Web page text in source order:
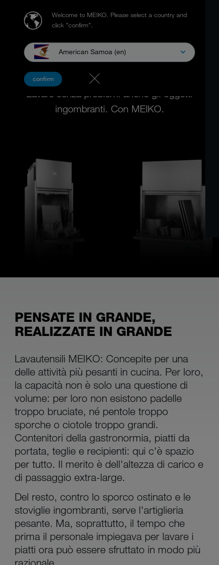
Welcome to MEIKO. Please select a country and
click "confirm".
American Samoa (en)
confirm LAVAUTENSILI
Lavare senza problemi anche gli oggetti
ingombranti. Con MEIKO.
PENSATE IN GRANDE,
REALIZZATE IN GRANDE
Lavautensili MEIKO: Concepite per una
delle attività più pesanti in cucina. Per loro,
la capacità non è solo una questione di
volume: per loro non esistono padelle
troppo bruciate, né pentole troppo
sporche o ciotole troppo grandi.
Contenitori della gastronormia, piatti da
portata, teglie e recipienti: qui c'è spazio
per tutto. Il merito è dell'altezza di carico e
di passaggio extra-large.
Del resto, contro lo sporco ostinato e le
stoviglie ingombranti, serve l'artiglieria
pesante. Ma, soprattutto, il tempo che
prima il personale impiegava per lavare i
piatti ora può essere sfruttato in modo più
razionale.